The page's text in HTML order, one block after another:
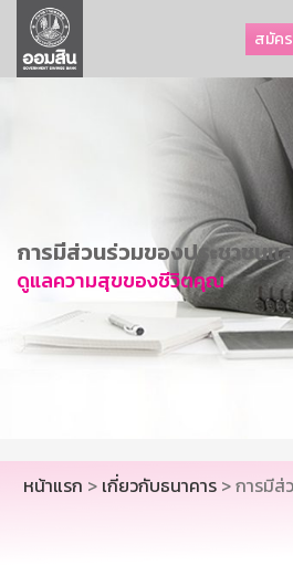
สมัค
ลูกค้าธุรกิจ
ลูกค้าผู้ประกอบรายย่อย
การพัฒนาที่ยั่งยืน
ข่าวสาร
บริการทางการเงิน
อื่นๆ
TH
EN
GSB
การมีส่วนร่วมของประชาชนแ
ดูแลความสุขของชีวิตคุณ
หน้าแรก > เกี่ยวกับธนาคาร > การมีส่